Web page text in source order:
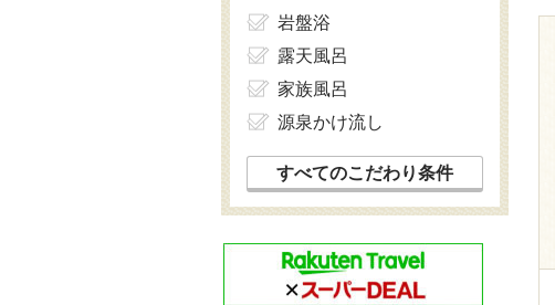
岩盤浴
露天風呂
家族風呂
源泉かけ流し
すべてのこだわり条件